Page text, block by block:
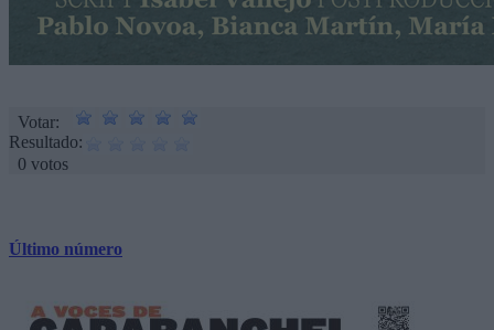
Votar:
Resultado:
0 votos
Último número